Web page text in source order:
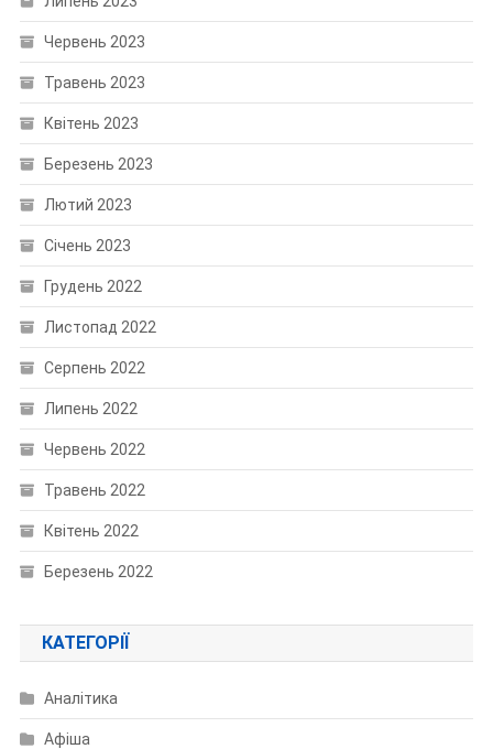
Червень 2023
Травень 2023
Квітень 2023
Березень 2023
Лютий 2023
Січень 2023
Грудень 2022
Листопад 2022
Серпень 2022
Липень 2022
Червень 2022
Травень 2022
Квітень 2022
Березень 2022
КАТЕГОРІЇ
Аналітика
Афіша